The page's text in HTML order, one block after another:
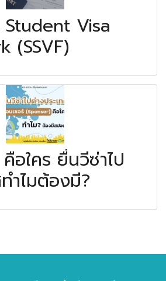
Visa
(SSVF)
อใคร ยื่นวีซ่าไป
ำไมต้องมี?